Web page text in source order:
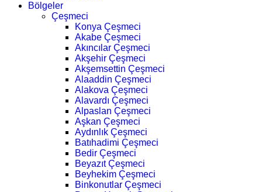
Bölgeler
Çeşmeci
Konya Çeşmeci
Akabe Çeşmeci
Akıncılar Çeşmeci
Akşehir Çeşmeci
Akşemsettin Çeşmeci
Alaaddin Çeşmeci
Alakova Çeşmeci
Alavardı Çeşmeci
Alpaslan Çeşmeci
Aşkan Çeşmeci
Aydınlık Çeşmeci
Batıhadimi Çeşmeci
Bedir Çeşmeci
Beyazıt Çeşmeci
Beyhekim Çeşmeci
Binkonutlar Çeşmeci